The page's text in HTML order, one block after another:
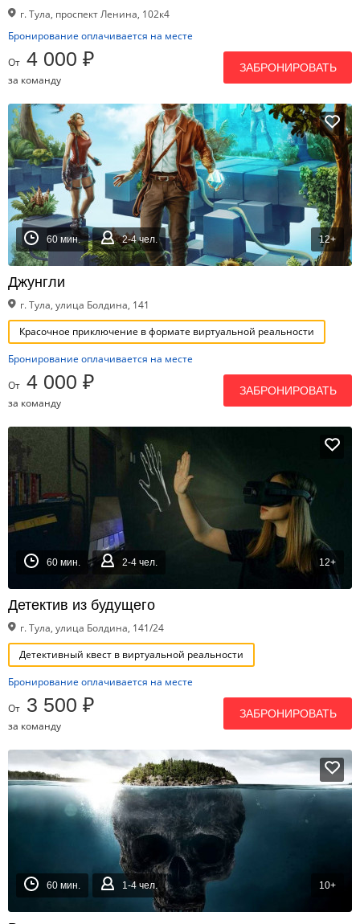
г. Тула, проспект Ленина, 102к4
Бронирование оплачивается на месте
От 4 000 ₽
за команду
ЗАБРОНИРОВАТЬ
60 мин. 2-4 чел. 12+
Джунгли
г. Тула, улица Болдина, 141
Красочное приключение в формате виртуальной реальности
Бронирование оплачивается на месте
От 4 000 ₽
за команду
ЗАБРОНИРОВАТЬ
60 мин. 2-4 чел. 12+
Детектив из будущего
г. Тула, улица Болдина, 141/24
Детективный квест в виртуальной реальности
Бронирование оплачивается на месте
От 3 500 ₽
за команду
ЗАБРОНИРОВАТЬ
60 мин. 1-4 чел. 10+